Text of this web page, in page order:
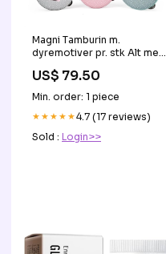
Magni Tamburin m.
dyremotiver pr. stk Alt med
US$ 79.50
Min. order: 1 piece
★★★★★4.7 (17 reviews)
Sold : Login>>